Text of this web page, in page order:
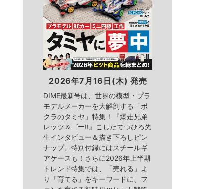
2026年7月16日(木) 発売
DIME最新号は、世界の模型・プラ
モデルメーカーを大解剖する「ボ
クラのタミヤ」特集！『爆走兄弟
レッツ＆ゴー!!』こしたてつひろ先
生インタビュー＆描き下ろしピン
ナップ、特別付録にはスチールギ
アケースも！さらに2026年上半期
トレンド特集では、「売れる」よ
り「育てる」をキーワードに、フ